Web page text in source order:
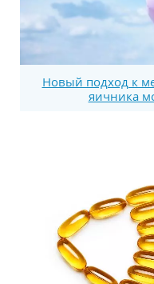
Новый подход к
яичника